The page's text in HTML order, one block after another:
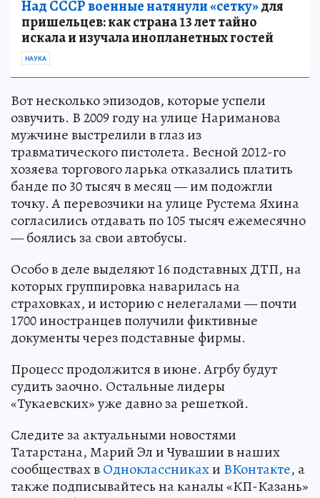
Над СССР военные натянули «сетку»для
пришельцев: как страна 13 лет тайно
искала и изучала инопланетных гостей
НАУКА
Вот несколько эпизодов, которые успели
озвучить. В 2009 году на улице Нариманова
мужчине выстрелили в глаз из
травматического пистолета. Весной 2012-го
хозяева торгового ларька отказались платить
банде по 30 тысяч в месяц — им подожгли
точку. А перевозчики на улице Рустема Яхина
согласились отдавать по 105 тысяч ежемесячно
— боялись за свои автобусы.
Особо в деле выделяют 16 подставных ДТП, на
которых группировка наварилась на
страховках, и историю с нелегалами — почти
1700 иностранцев получили фиктивные
документы через подставные фирмы.
Процесс продолжится в июне. Агрбу будут
судить заочно. Остальные лидеры
«Тукаевских» уже давно за решеткой.
Следите за актуальными новостями
Татарстана, Марий Эл и Чувашии в наших
сообществах вОдноклассникахи ВКонтакте, а
также подписывайтесь на каналы «КП-Казань»